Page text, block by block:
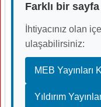
Farklı bir
İhtiyacınız olan
ulaşabilirsiniz:
MEB Yayınları
Yıldırım